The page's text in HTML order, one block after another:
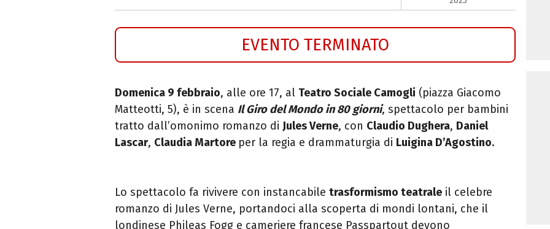
EVENTO TERMINATO
Domenica 9 febbraio, alle ore 17, al Teatro Sociale Camogli (piazza Giacomo
Matteotti, 5), è in scena Il Giro del Mondo in 80 giorni, spettacolo per bambini
tratto dall’omonimo romanzo di Jules Verne, con Claudio Dughera, Daniel
Lascar, Claudia Martore per la regia e drammaturgia di Luigina D’Agostino.
Lo spettacolo fa rivivere con instancabile trasformismo teatrale il celebre
romanzo di Jules Verne, portandoci alla scoperta di mondi lontani, che il
londinese Phileas Fogg e cameriere francese Passpartout devono